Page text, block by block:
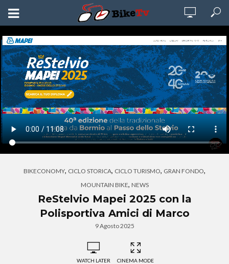
BIKECONOMY, CICLO STORICA, CICLO TURISMO, GRAN FONDO,
MOUNTAIN BIKE, NEWS
ReStelvio Mapei 2025 con la
Polisportiva Amici di Marco
9 Agosto 2025
WATCH LATER CINEMA MODE